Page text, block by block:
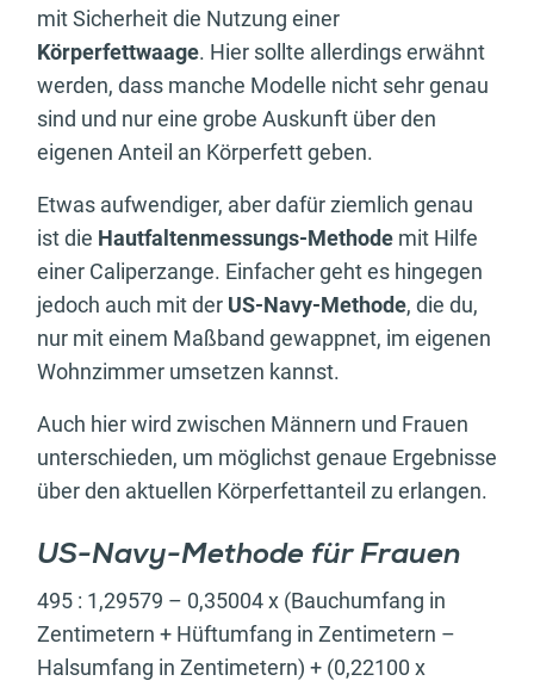
mit Sicherheit die Nutzung einer
Körperfettwaage. Hier sollte allerdings erwähnt
werden, dass manche Modelle nicht sehr genau
sind und nur eine grobe Auskunft über den
eigenen Anteil an Körperfett geben.
Etwas aufwendiger, aber dafür ziemlich genau
ist die Hautfaltenmessungs-Methode mit Hilfe
einer Caliperzange. Einfacher geht es hingegen
jedoch auch mit der US-Navy-Methode, die du,
nur mit einem Maßband gewappnet, im eigenen
Wohnzimmer umsetzen kannst.
Auch hier wird zwischen Männern und Frauen
unterschieden, um möglichst genaue Ergebnisse
über den aktuellen Körperfettanteil zu erlangen.
US-Navy-Methode für Frauen
495 : 1,29579 – 0,35004 x (Bauchumfang in
Zentimetern + Hüftumfang in Zentimetern –
Halsumfang in Zentimetern) + (0,22100 x